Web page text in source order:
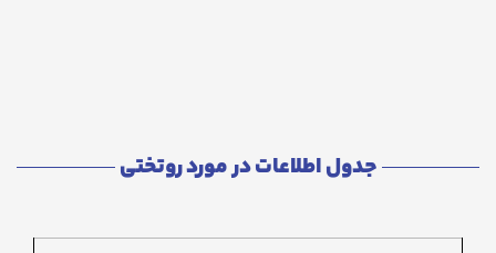
جدول اطلاعات در مورد روتختی